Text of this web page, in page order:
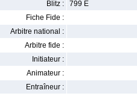
Blitz :
799 E
Fiche Fide :
Arbitre national :
Arbitre fide :
Initiateur :
Animateur :
Entraîneur :